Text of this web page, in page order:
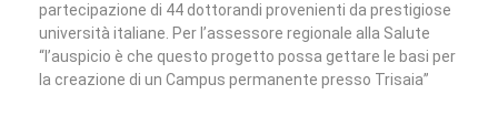
partecipazione di 44 dottorandi provenienti da prestigiose
università italiane. Per l’assessore regionale alla Salute
“l’auspicio è che questo progetto possa gettare le basi per
la creazione di un Campus permanente presso Trisaia”